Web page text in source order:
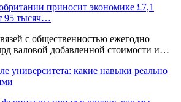
приносит экономике £7,1
95 тысяч…
с общественностью ежегодно
валовой добавленной стоимости и…
университета: какие навыки реально